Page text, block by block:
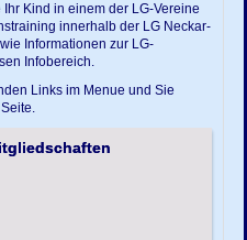
Kind in einem der LG-Vereine
innerhalb der LG Neckar-
Informationen zur LG-
Infobereich.
Links im Menue und Sie